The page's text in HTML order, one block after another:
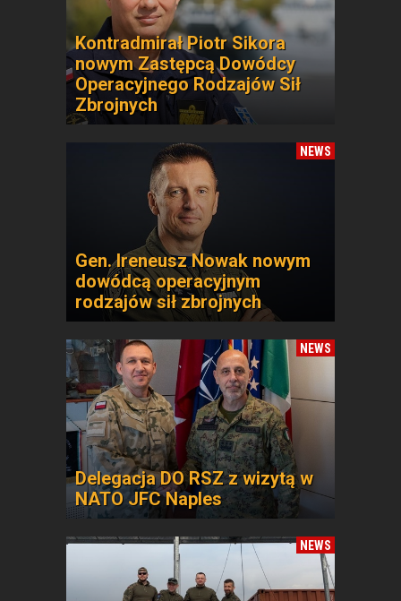
Kontradmirał Piotr Sikora
nowym Zastępcą Dowódcy
Operacyjnego Rodzajów Sił
Zbrojnych
NEWS
Gen. Ireneusz Nowak nowym
dowódcą operacyjnym
rodzajów sił zbrojnych
NEWS
Delegacja DO RSZ z wizytą w
NATO JFC Naples
NEWS